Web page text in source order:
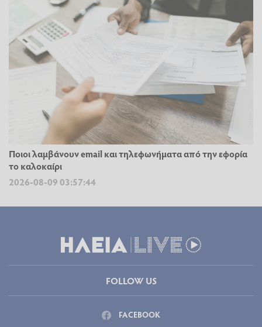
Ποιοι λαμβάνουν email και τηλεφωνήματα από την εφορία
το καλοκαίρι
2026-08-09 03:57:44
FOLLOW US
FACEBOOK